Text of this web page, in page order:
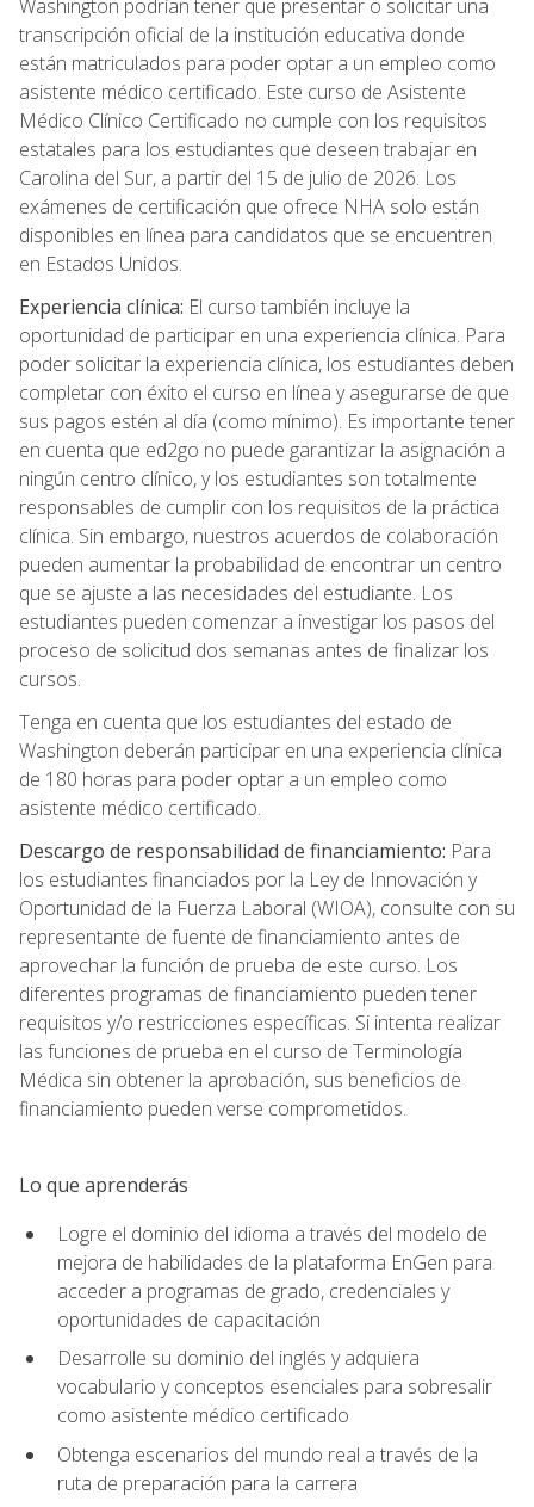
Washington podrían tener que presentar o solicitar una
transcripción oficial de la institución educativa donde
están matriculados para poder optar a un empleo como
asistente médico certificado. Este curso de Asistente
Médico Clínico Certificado no cumple con los requisitos
estatales para los estudiantes que deseen trabajar en
Carolina del Sur, a partir del 15 de julio de 2026. Los
exámenes de certificación que ofrece NHA solo están
disponibles en línea para candidatos que se encuentren
en Estados Unidos.
Experiencia clínica: El curso también incluye la
oportunidad de participar en una experiencia clínica. Para
poder solicitar la experiencia clínica, los estudiantes deben
completar con éxito el curso en línea y asegurarse de que
sus pagos estén al día (como mínimo). Es importante tener
en cuenta que ed2go no puede garantizar la asignación a
ningún centro clínico, y los estudiantes son totalmente
responsables de cumplir con los requisitos de la práctica
clínica. Sin embargo, nuestros acuerdos de colaboración
pueden aumentar la probabilidad de encontrar un centro
que se ajuste a las necesidades del estudiante. Los
estudiantes pueden comenzar a investigar los pasos del
proceso de solicitud dos semanas antes de finalizar los
cursos.
Tenga en cuenta que los estudiantes del estado de
Washington deberán participar en una experiencia clínica
de 180 horas para poder optar a un empleo como
asistente médico certificado.
Descargo de responsabilidad de financiamiento: Para
los estudiantes financiados por la Ley de Innovación y
Oportunidad de la Fuerza Laboral (WIOA), consulte con su
representante de fuente de financiamiento antes de
aprovechar la función de prueba de este curso. Los
diferentes programas de financiamiento pueden tener
requisitos y/o restricciones específicas. Si intenta realizar
las funciones de prueba en el curso de Terminología
Médica sin obtener la aprobación, sus beneficios de
financiamiento pueden verse comprometidos.
Lo que aprenderás
Logre el dominio del idioma a través del modelo de
mejora de habilidades de la plataforma EnGen para
acceder a programas de grado, credenciales y
oportunidades de capacitación
Desarrolle su dominio del inglés y adquiera
vocabulario y conceptos esenciales para sobresalir
como asistente médico certificado
Obtenga escenarios del mundo real a través de la
ruta de preparación para la carrera